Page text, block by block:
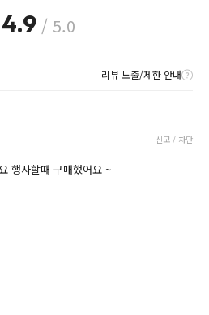
4.9/ 5.0
리뷰 노출/제한 안내
신고 / 차단
행사할때 구매했어요 ~